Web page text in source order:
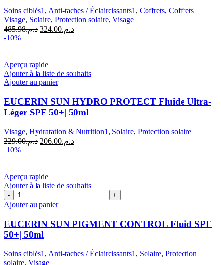
30ml
+
Heliocare
Ultra
SPF
50+
offert
Soins ciblés1, Anti-taches / Éclaircissants1, Coffrets, Coffrets
Visage, Solaire, Protection solaire, Visage
د.م.485.98
Le
د.م.324.00
Le
-10%
Aperçu rapide
Ajouter à la liste de souhaits
Ajouter au panier
EUCERIN SUN HYDRO PROTECT Fluide Ultra-
Léger SPF 50+| 50ml
Visage, Hydratation & Nutrition1 , Solaire, Protection solaire
د.م.229.00
Le
د.م.206.00
Le
-10%
Aperçu rapide
Ajouter à la liste de souhaits
quantité
de
EUCERIN
SUN
PIGMENT
CONTROL
SPF
Ajouter au panier
EUCERIN SUN PIGMENT CONTROL Fluid SPF
50+| 50ml
Soins ciblés1 , Anti-taches / Éclaircissants1 , Solaire, Protection
solaire, Visage